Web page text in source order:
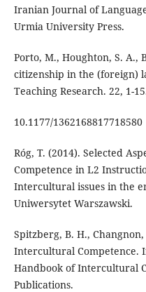
Iranian Journal of
Urmia University Press.
Porto, M., Houghton, S.
citizenship in the (foreign)
Teaching Research. 22, 1-
10.1177/1362168817718580
Róg, T. (2014). Selected
Competence in L2
Intercultural issues in the
Uniwersytet Warszawski.
Spitzberg, B. H.,
Intercultural Competence.
Handbook of Intercultural
Publications.